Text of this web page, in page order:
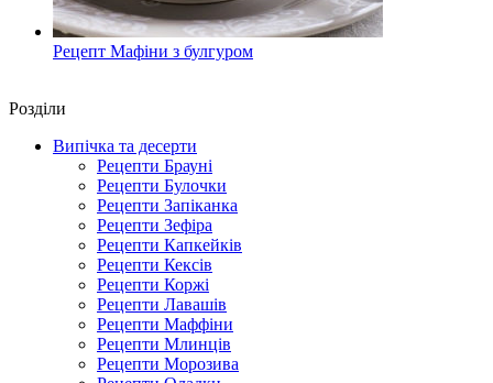
Рецепт Мафіни з булгуром
Роздiли
Випічка та десерти
Рецепти Брауні
Рецепти Булочки
Рецепти Запіканка
Рецепти Зефіра
Рецепти Капкейків
Рецепти Кексів
Рецепти Коржі
Рецепти Лавашів
Рецепти Маффіни
Рецепти Млинців
Рецепти Морозива